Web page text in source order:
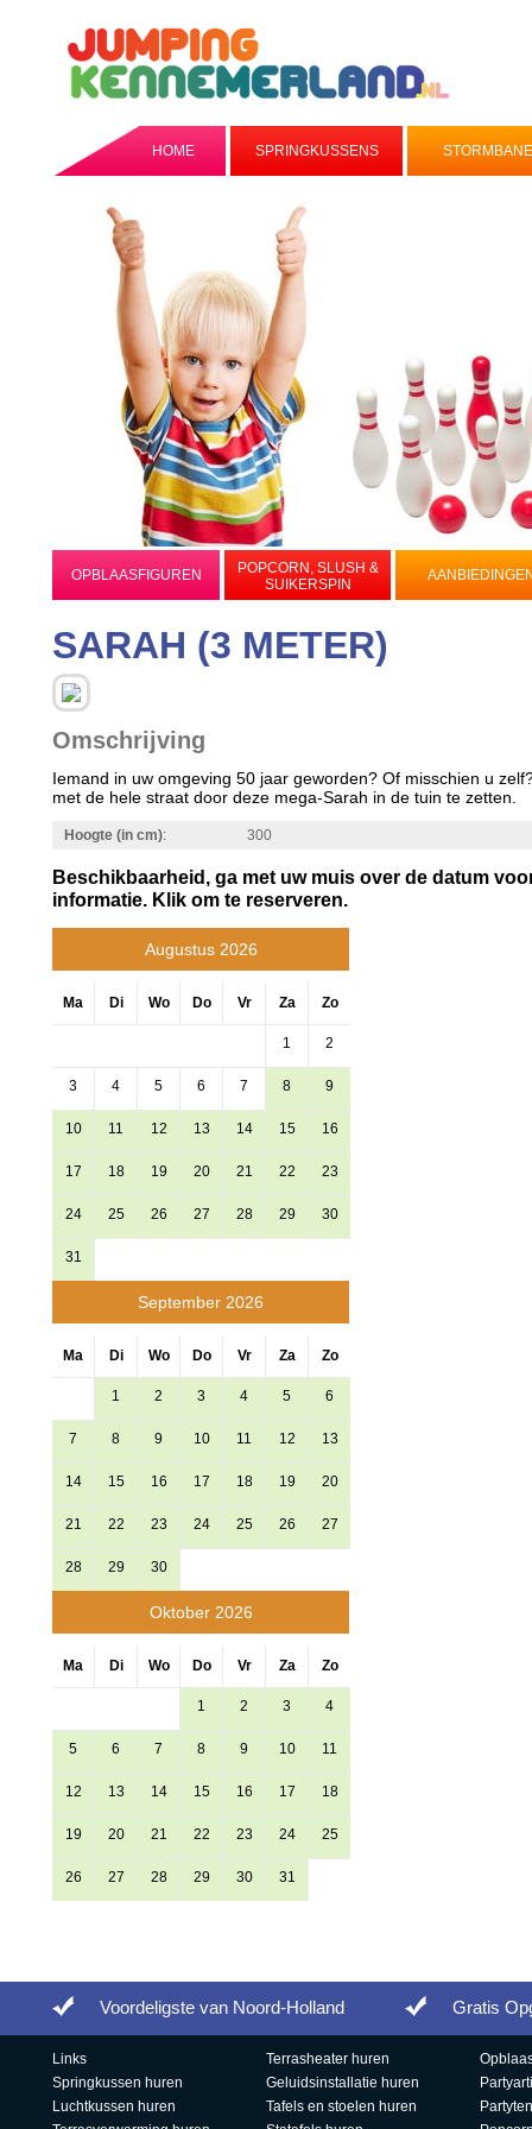
HOME SPRINGKUSSENS
OPBLAASFIGUREN
POPCORN, SLUSH &
SUIKERSPIN
SARAH (3 METER)
Omschrijving
Iemand in uw omgeving 50 jaar geworden? Of misschien u
met de hele straat door deze mega-Sarah in de tuin te zetten.
Hoogte (in cm): 300
Beschikbaarheid, ga met uw muis over de datum
informatie. Klik om te reserveren.
Augustus 2026
Ma Di Wo Do Vr Za Zo
1 2
3 4 5 6 7 8 9
10 11 12 13 14 15 16
17 18 19 20 21 22 23
24 25 26 27 28 29 30
31
September 2026
Ma Di Wo Do Vr Za Zo
1 2 3 4 5 6
7 8 9 10 11 12 13
14 15 16 17 18 19 20
21 22 23 24 25 26 27
28 29 30
Oktober 2026
Ma Di Wo Do Vr Za Zo
1 2 3 4
5 6 7 8 9 10 11
12 13 14 15 16 17 18
19 20 21 22 23 24 25
26 27 28 29 30 31
Voordeligste van Noord-Holland Gratis
Links
Springkussen huren
Luchtkussen huren
Terrasheater huren
Geluidsinstallatie huren
Tafels en stoelen huren